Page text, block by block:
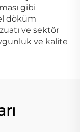
gibi
döküm
ve sektör
ve kalite